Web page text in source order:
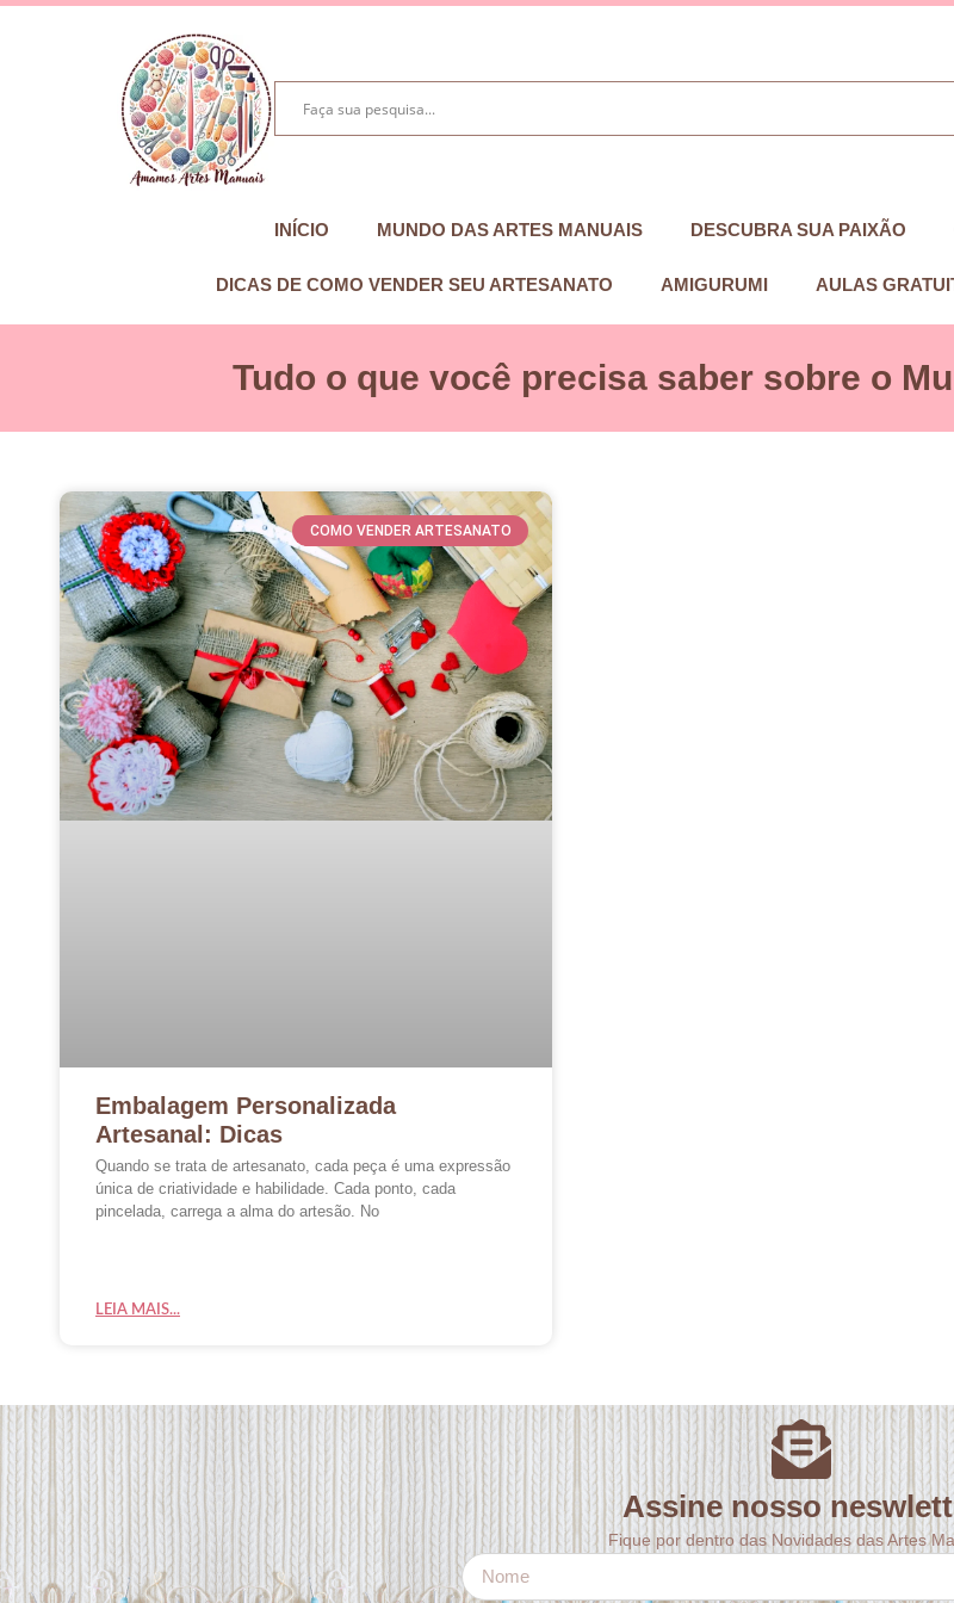
INÍCIO MUNDO DAS ARTES MANUAIS DESCUBRA SUA PAIXÃO
DICAS DE COMO VENDER SEU ARTESANATO AMIGURUMI AULAS
Tudo o que você precisa saber sobre o
COMO VENDER ARTESANATO
Embalagem Personalizada
Artesanal: Dicas
Quando se trata de artesanato, cada peça é uma expressão
única de criatividade e habilidade. Cada ponto, cada
pincelada, carrega a alma do artesão. No
LEIA MAIS...
Assine nosso
Fique por dentro das Novidades das Artes